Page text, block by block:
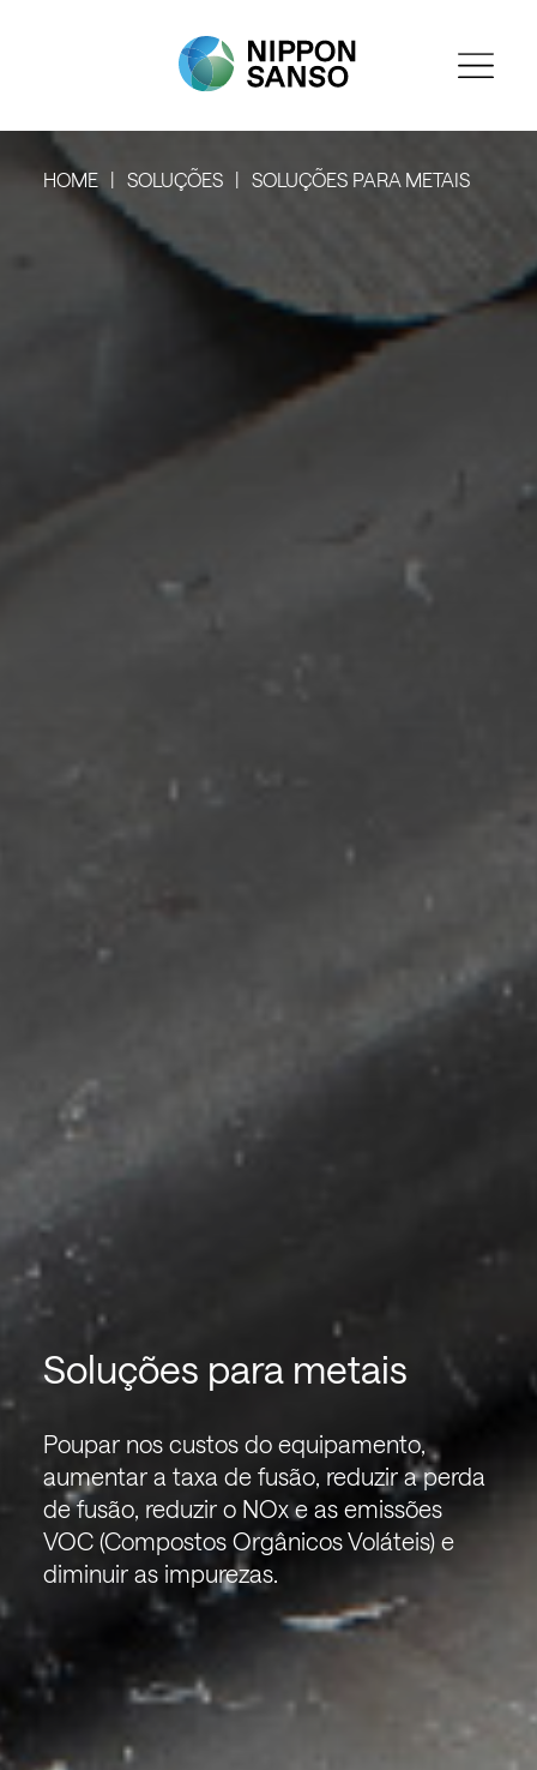
HOME SOLUÇÕES SOLUÇÕES PARA METAIS
Soluções para metais
Poupar nos custos do equipamento,
aumentar a taxa de fusão, reduzir a perda
de fusão, reduzir o NOx e as emissões
VOC (Compostos Orgânicos Voláteis) e
diminuir as impurezas.